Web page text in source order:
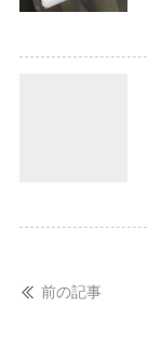
前の記事